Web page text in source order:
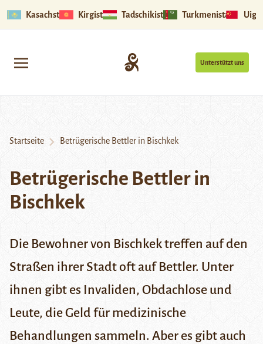
Kasachstan Kirgistan Tadschikistan Turkmenistan
Unterstützt uns
Startseite Betrügerische Bettler in Bischkek
Betrügerische Bettler in
Bischkek
Die Bewohner von Bischkek treffen auf den
Straßen ihrer Stadt oft auf Bettler. Unter
ihnen gibt es Invaliden, Obdachlose und
Leute, die Geld für medizinische
Behandlungen sammeln. Aber es gibt auch